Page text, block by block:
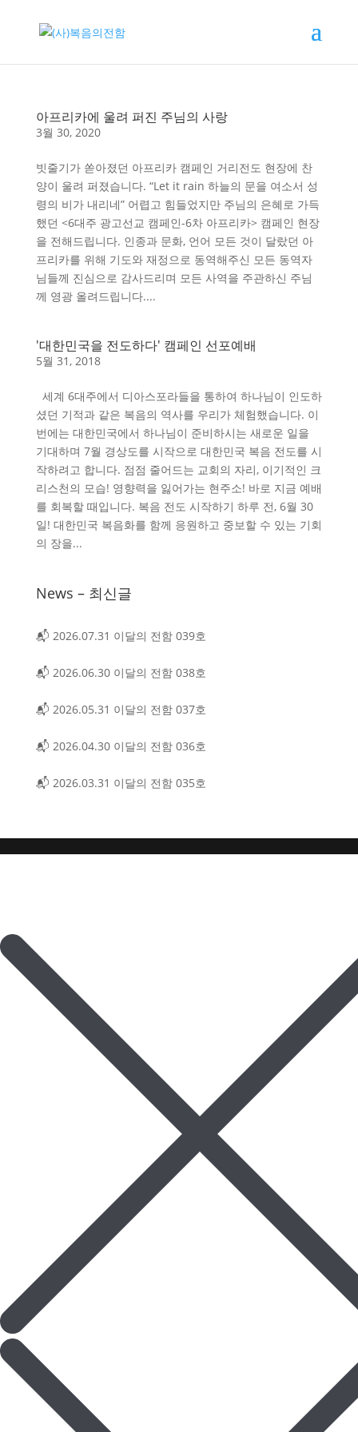
아프리카에 울려 퍼진 주님의 사랑
3월 30, 2020
빗줄기가 쏟아졌던 아프리카 캠페인 거리전도 현장에 찬
양이 울려 퍼졌습니다. “Let it rain 하늘의 문을 여소서 성
령의 비가 내리네” 어렵고 힘들었지만 주님의 은혜로 가득
했던 <6대주 광고선교 캠페인-6차 아프리카> 캠페인 현장
을 전해드립니다. 인종과 문화, 언어 모든 것이 달랐던 아
프리카를 위해 기도와 재정으로 동역해주신 모든 동역자
님들께 진심으로 감사드리며 모든 사역을 주관하신 주님
께 영광 올려드립니다....
'대한민국을 전도하다' 캠페인 선포예배
5월 31, 2018
세계 6대주에서 디아스포라들을 통하여 하나님이 인도하
셨던 기적과 같은 복음의 역사를 우리가 체험했습니다. 이
번에는 대한민국에서 하나님이 준비하시는 새로운 일을
기대하며 7월 경상도를 시작으로 대한민국 복음 전도를 시
작하려고 합니다. 점점 줄어드는 교회의 자리, 이기적인 크
리스천의 모습! 영향력을 잃어가는 현주소! 바로 지금 예배
를 회복할 때입니다. 복음 전도 시작하기 하루 전, 6월 30
일! 대한민국 복음화를 함께 응원하고 중보할 수 있는 기회
의 장을...
News – 최신글
📬 2026.07.31 이달의 전함 039호
📬 2026.06.30 이달의 전함 038호
📬 2026.05.31 이달의 전함 037호
📬 2026.04.30 이달의 전함 036호
📬 2026.03.31 이달의 전함 035호